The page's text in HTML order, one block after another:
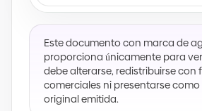
Este documento con marca de
proporciona únicamente para
debe alterarse, redistribuirse con
comerciales ni presentarse
original emitida.